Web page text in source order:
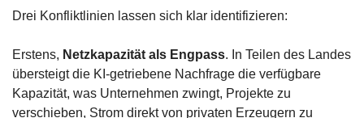
Drei Konfliktlinien lassen sich klar identifizieren:
Erstens, Netzkapazität als Engpass. In Teilen des Landes
übersteigt die KI-getriebene Nachfrage die verfügbare
Kapazität, was Unternehmen zwingt, Projekte zu
verschieben, Strom direkt von privaten Erzeugern zu